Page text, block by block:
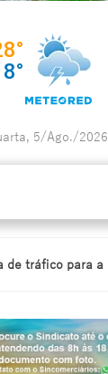
5/Ago./2026
para a Europa